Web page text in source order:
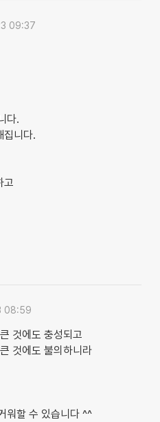
09:37
다.
집니다.
고
08:59
것에도 충성되고
것에도 불의하니라
워할 수 있습니다 ^^